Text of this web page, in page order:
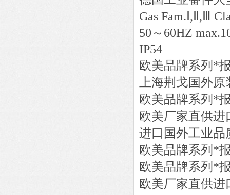
Gas Fam.Ⅰ,Ⅱ,Ⅲ
50～60HZ
IP54
欧美品牌系列*
上海荆戈国外
欧美品牌系列*
欧美厂家直供进
进口国外工业品
欧美品牌系列*
欧美品牌系列*
欧美厂家直供进